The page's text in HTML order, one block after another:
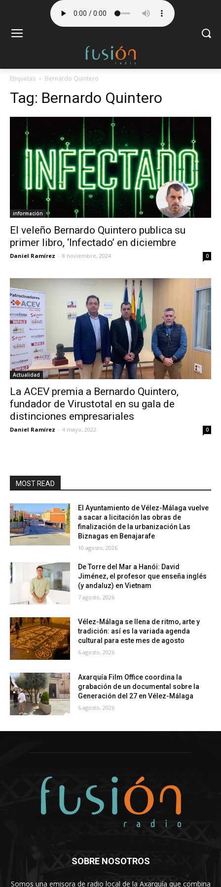
Etiquetas Bernardo Quintero
Tag: Bernardo Quintero
información
El veleño Bernardo Quintero publica su
primer libro, ‘Infectado’ en diciembre
Daniel Ramírez - 8 noviembre, 2024 0
Actualidad
La ACEV premia a Bernardo Quintero,
fundador de Virustotal en su gala de
distinciones empresariales
Daniel Ramírez - 4 mayo, 2022 0
MOST READ
El Ayuntamiento de Vélez-Málaga vuelve
a sacar a licitación las obras de
finalización de la urbanización Las
Biznagas en Benajarafe
10 agosto, 2026
De Torre del Mar a Hanói: David
Jiménez, el profesor que enseña inglés
(y andaluz) en Vietnam
7 agosto, 2026
Vélez-Málaga se llena de ritmo, arte y
tradición: así es la variada agenda
cultural para este mes de agosto
6 agosto, 2026
Axarquía Film Office coordina la
grabación de un documental sobre la
Generación del 27 en Vélez-Málaga
6 agosto, 2026
SOBRE NOSOTROS
Somos una emisora de radio local de la Axarquía que combina